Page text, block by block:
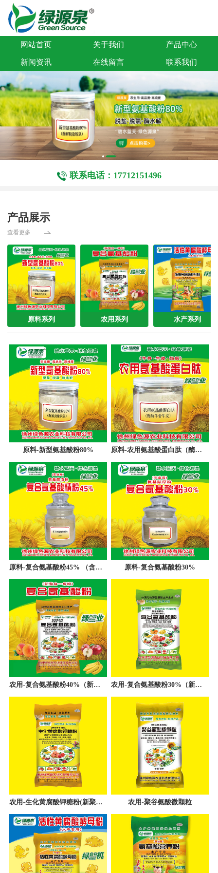
网站首页 关于我们 产品中心
新闻资讯 在线留言 联系我们
联系电话：17712151496
产品展示
查看更多
原料系列 农用系列 水产系列
原料-新型氨基酸粉80% 原料-农用氨基酸蛋白肽（酶水解）
原料-复合氨基酸粉45% （含镁） 原料-复合氨基酸粉30%
农用-复合氨基酸粉40%（新螯合一母粉) 农用-复合氨基酸粉30%（新促跟壮秧型）
农用-生化黄腐酸钾糖粉(新聚汁多糖型) 农用-聚谷氨酸微颗粒